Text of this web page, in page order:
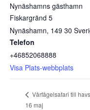
Nynäshamns gästhamn
Fiskargränd 5
Nynäshamn, 149 30
Telefon
+46852068888
Visa Plats-webbplats
Vårfågelsafari till havs
16 maj